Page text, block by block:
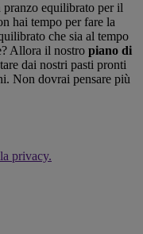
pranzo equilibrato per il
hai tempo per fare la
che sia al tempo
Allora il nostro piano di
dai nostri pasti pronti
Non dovrai pensare più
privacy.